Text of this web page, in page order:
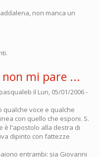
non manca un
mi pare ...
pasqualeb il Lun, 05/01/2006 -
qualche voce e qualche
con quello che esponi. S.
è l'apostolo alla destra di
dipinto con fattezze
entrambi: sia Giovanni